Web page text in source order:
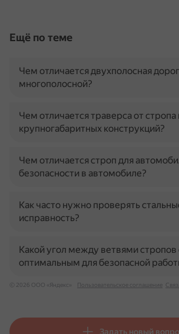
Ещё по теме
Чем отличается двухполосная
многополосной?
Чем отличается траверса от
крупногабаритных конструкций?
Чем отличается строп для
безопасности в автомобиле?
Как часто нужно проверять
исправность?
Какой угол между ветвями стропов
оптимальным для безопасной
© 2026 ООО «Яндекс» Пользовательское соглашение
Задать новый